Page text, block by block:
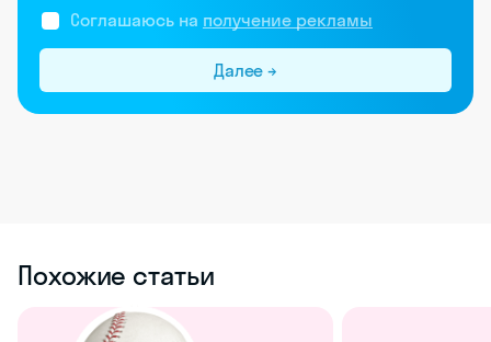
Соглашаюсь на получение рекламы
Далее →
Похожие статьи